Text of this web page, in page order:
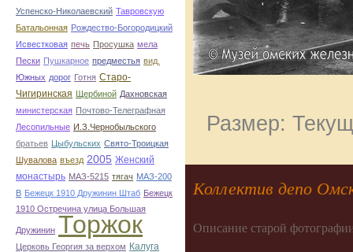
Успенско-Николаевский Тавровскую
Батальонная Рождество-Богородицкий
Исвестковая печь Просушка мела
Пески Пушкарное предместья вид.
Южных дорог Готня Старо-
Чигиринская Щербиной Дахновская
министерская Почтово-Телеграфная
Лесопильные И.З.Чернобыльского
братьев Цыбульских Свято-Троицкая
Шувалова въезд 2005 Женский
монастырь МАЗ-5215 тягач МАЗ-200
В Бежецк 1910 Дружинин Штаб Бежецк
1910 Остречина улица Большая
Дружинин Торжок
Церковь Георгия за верхом Калуга
Размер:
Коллектив депо
Описание старой